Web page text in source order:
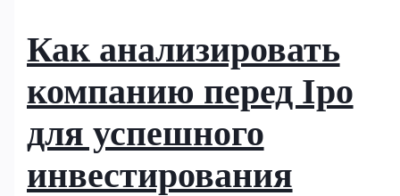
Как анализировать
компанию перед Ipo
для успешного
инвестирования